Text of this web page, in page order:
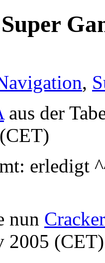
,
aus der
erledigt
nun Cracker
2005 (CET)